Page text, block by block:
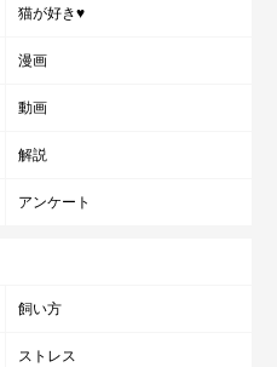
猫が好き♥
漫画
動画
解説
アンケート
飼い方
ストレス